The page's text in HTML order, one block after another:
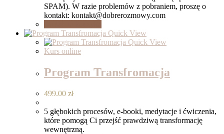
SPAM). W razie problemów z pobraniem, proszę o
kontakt: kontakt@dobrerozmowy.com
Quick View
Quick View
Kurs online
Program Transfromacja
499.00 zł
5 głębokich procesów, e-booki, medytacje i ćwiczenia,
które pomogą Ci przejść prawdziwą transformację
wewnętrzną.